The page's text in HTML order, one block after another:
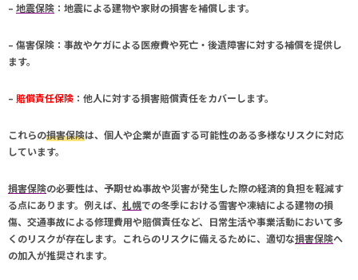
– 地震保険 ：地震による建物や家財の損害を補償します。
– 傷害保険 ：事故やケガによる医療費や死亡・後遺障害に対する補償を提供し
ます。
– 賠償責任保険 ：他人に対する損害賠償責任をカバーします。
これらの損害保険は、個人や企業が直面する可能性のある多様なリスクに対応
しています。
損害保険の必要性は、予期せぬ事故や災害が発生した際の経済的負担を軽減す
る点にあります。例えば、 札幌での冬季における雪害や凍結による建物の損
傷、交通事故による修理費用や賠償責任など、日常生活や事業活動において多
くのリスクが存在します。これらのリスクに備えるために、適切な損害保険へ
の加入が推奨されます。